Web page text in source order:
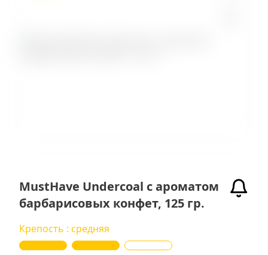
MustHave Undercoal с ароматом
барбарисовых конфет, 125 гр.
Крепость : средняя